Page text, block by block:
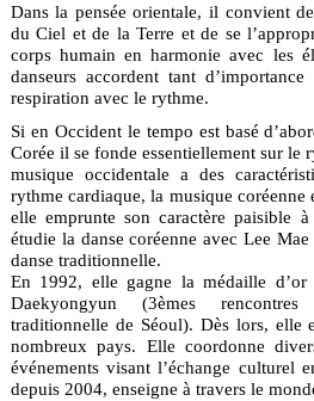
Dans la pensée orientale, il convient
du Ciel et de la Terre et de se
corps humain en harmonie avec les
danseurs accordent tant
respiration avec le rythme.
Si en Occident le tempo est basé
Corée il se fonde essentiellement sur le
musique occidentale a des
rythme cardiaque, la musique coréenne
elle emprunte son caractère paisible
étudie la danse coréenne avec Lee
danse traditionnelle.
En 1992, elle gagne la médaille
Daekyongyun (3èmes
traditionnelle de Séoul). Dès lors, elle
nombreux pays. Elle coordonne
événements visant l’échange culturel
depuis 2004, enseigne à travers le